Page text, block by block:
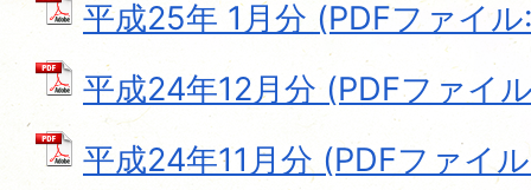
平成25年 1月分 (PDFファイ
平成24年12月分 (PDFファイ
平成24年11月分 (PDFファイ